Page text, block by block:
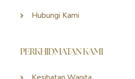
Hubungi Kami
PERKHIDMATAN KAMI